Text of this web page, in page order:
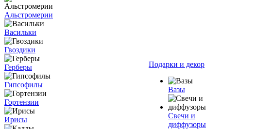
Альстромерии
Васильки
Гвоздики
Герберы
Гипсофилы
Гортензии
Ирисы
Подарки и декор
Вазы
Свечи и
диффузоры